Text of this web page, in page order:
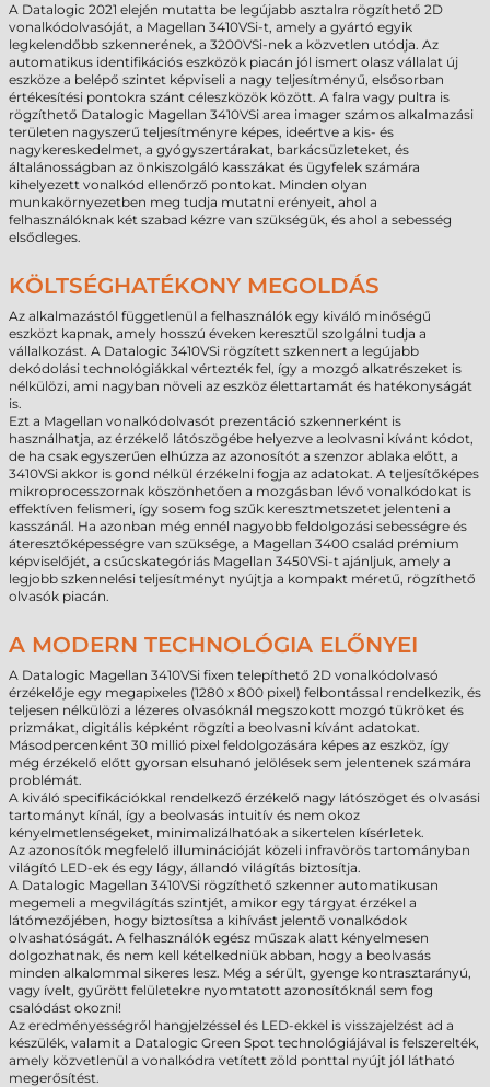
A Datalogic 2021 elején mutatta be legújabb asztalra rögzíthető 2D
vonalkódolvasóját, a Magellan 3410VSi-t, amely a gyártó egyik
legkelendőbb szkennerének, a 3200VSi-nek a közvetlen utódja. Az
automatikus identifikációs eszközök piacán jól ismert olasz vállalat új
eszköze a belépő szintet képviseli a nagy teljesítményű, elsősorban
értékesítési pontokra szánt céleszközök között. A falra vagy pultra is
rögzíthető Datalogic Magellan 3410VSi area imager számos alkalmazási
területen nagyszerű teljesítményre képes, ideértve a kis- és
nagykereskedelmet, a gyógyszertárakat, barkácsüzleteket, és
általánosságban az önkiszolgáló kasszákat és ügyfelek számára
kihelyezett vonalkód ellenőrző pontokat. Minden olyan
munkakörnyezetben meg tudja mutatni erényeit, ahol a
felhasználóknak két szabad kézre van szükségük, és ahol a sebesség
elsődleges.
KÖLTSÉGHATÉKONY MEGOLDÁS
Az alkalmazástól függetlenül a felhasználók egy kiváló minőségű
eszközt kapnak, amely hosszú éveken keresztül szolgálni tudja a
vállalkozást. A Datalogic 3410VSi rögzített szkennert a legújabb
dekódolási technológiákkal vértezték fel, így a mozgó alkatrészeket is
nélkülözi, ami nagyban növeli az eszköz élettartamát és hatékonyságát
is.
Ezt a Magellan vonalkódolvasót prezentáció szkennerként is
használhatja, az érzékelő látószögébe helyezve a leolvasni kívánt kódot,
de ha csak egyszerűen elhúzza az azonosítót a szenzor ablaka előtt, a
3410VSi akkor is gond nélkül érzékelni fogja az adatokat. A teljesítőképes
mikroprocesszornak köszönhetően a mozgásban lévő vonalkódokat is
effektíven felismeri, így sosem fog szűk keresztmetszetet jelenteni a
kasszánál. Ha azonban még ennél nagyobb feldolgozási sebességre és
áteresztőképességre van szüksége, a Magellan 3400 család prémium
képviselőjét, a csúcskategóriás Magellan 3450VSi-t ajánljuk, amely a
legjobb szkennelési teljesítményt nyújtja a kompakt méretű, rögzíthető
olvasók piacán.
A MODERN TECHNOLÓGIA ELŐNYEI
A Datalogic Magellan 3410VSi fixen telepíthető 2D vonalkódolvasó
érzékelője egy megapixeles (1280 x 800 pixel) felbontással rendelkezik, és
teljesen nélkülözi a lézeres olvasóknál megszokott mozgó tükröket és
prizmákat, digitális képként rögzíti a beolvasni kívánt adatokat.
Másodpercenként 30 millió pixel feldolgozására képes az eszköz, így
még érzékelő előtt gyorsan elsuhanó jelölések sem jelentenek számára
problémát.
A kiváló specifikációkkal rendelkező érzékelő nagy látószöget és olvasási
tartományt kínál, így a beolvasás intuitív és nem okoz
kényelmetlenségeket, minimalizálhatóak a sikertelen kísérletek.
Az azonosítók megfelelő illuminációját közeli infravörös tartományban
világító LED-ek és egy lágy, állandó világítás biztosítja.
A Datalogic Magellan 3410VSi rögzíthető szkenner automatikusan
megemeli a megvilágítás szintjét, amikor egy tárgyat érzékel a
látómezőjében, hogy biztosítsa a kihívást jelentő vonalkódok
olvashatóságát. A felhasználók egész műszak alatt kényelmesen
dolgozhatnak, és nem kell kételkedniük abban, hogy a beolvasás
minden alkalommal sikeres lesz. Még a sérült, gyenge kontrasztarányú,
vagy ívelt, gyűrött felületekre nyomtatott azonosítóknál sem fog
csalódást okozni!
Az eredményességről hangjelzéssel és LED-ekkel is visszajelzést ad a
készülék, valamit a Datalogic Green Spot technológiájával is felszerelték,
amely közvetlenül a vonalkódra vetített zöld ponttal nyújt jól látható
megerősítést.